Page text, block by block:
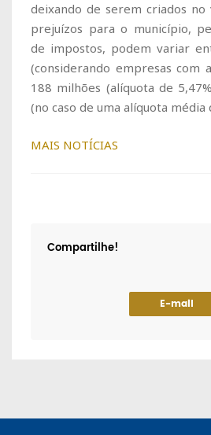
deixando de serem criados no
prejuízos para o município,
de impostos, podem variar
(considerando empresas com
188 milhões (alíquota de
(no caso de uma alíquota média
MAIS NOTÍCIAS
Compartilhe!
E-mail